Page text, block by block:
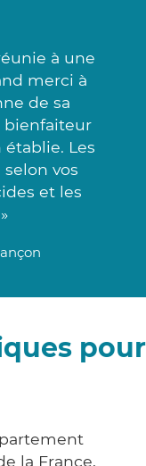
à une
merci à
de sa
bienfaiteur
Les
vos
et les
pour
la France,